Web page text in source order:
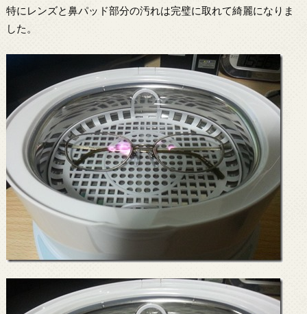
特にレンズと鼻パッド部分の汚れは完璧に取れて綺麗になりま
した。